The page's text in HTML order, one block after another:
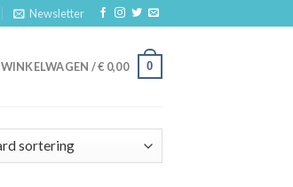
Newsletter
WINKELWAGEN /€ 0,00 0